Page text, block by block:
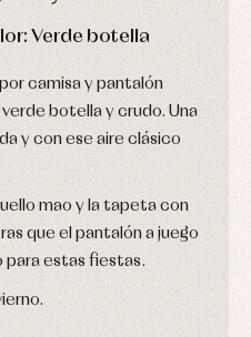
MIN SEG
Verde botella
camisa y pantalón
botella y crudo. Una
y con ese aire clásico
mao y la tapeta con
que el pantalón a juego
estas fiestas.